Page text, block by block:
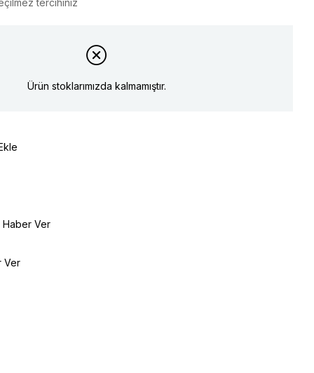
tercihiniz
Ürün stoklarımızda kalmamıştır.
Haber Ver
Ver